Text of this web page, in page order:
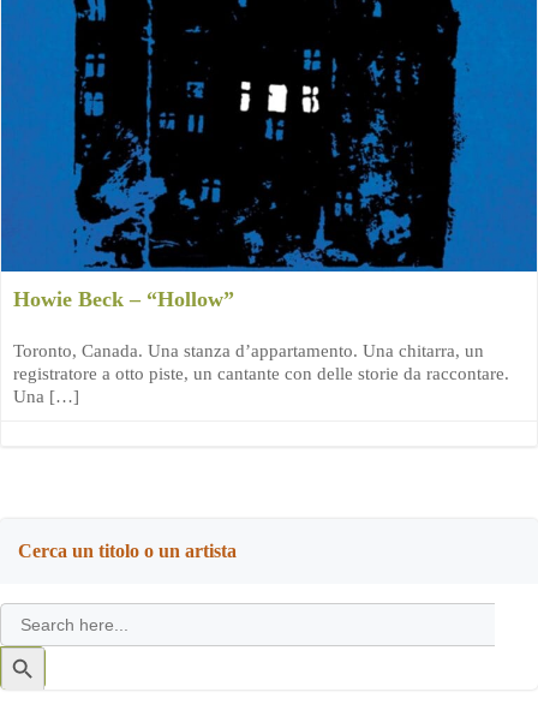
Howie Beck – “Hollow”
Toronto, Canada. Una stanza d’appartamento. Una chitarra, un
registratore a otto piste, un cantante con delle storie da raccontare.
Una […]
Cerca un titolo o un artista
Search
for:
Search
Button